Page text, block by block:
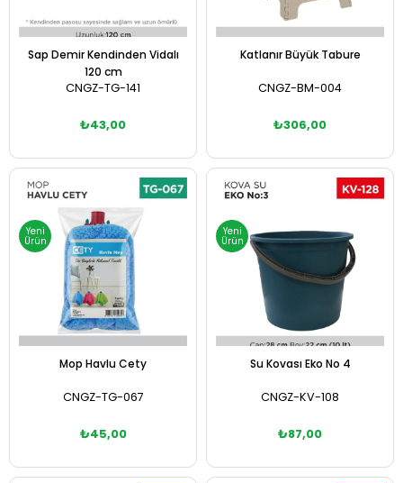
Sap Demir Kendinden Vidalı
120 cm
CNGZ-TG-141
₺43,00
Katlanır Büyük Tabure
CNGZ-BM-004
₺306,00
Sepete Ekle
Mop Havlu Cety
CNGZ-TG-067
₺45,00
Yeni
Ürün
Su Kovası Eko No 4
CNGZ-KV-108
₺87,00
Yeni
Ürün